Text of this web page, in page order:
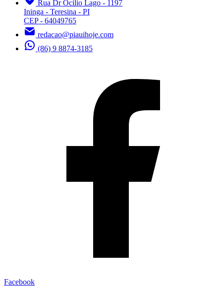
Rua Dr Ocilio Lago - 1197
Ininga - Teresina - PI
CEP - 64049765
redacao@piauihoje.com
(86) 9 8874-3185
Facebook